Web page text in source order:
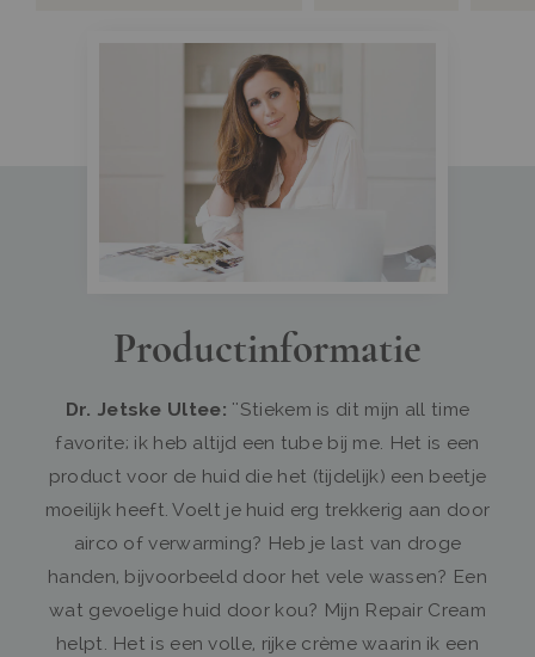
Productinformatie
Dr. Jetske Ultee: ''Stiekem is dit mijn all time
favorite; ik heb altijd een tube bij me. Het is een
product voor de huid die het (tijdelijk) een beetje
moeilijk heeft. Voelt je huid erg trekkerig aan door
airco of verwarming? Heb je last van droge
handen, bijvoorbeeld door het vele wassen? Een
wat gevoelige huid door kou? Mijn Repair Cream
helpt. Het is een volle, rijke crème waarin ik een